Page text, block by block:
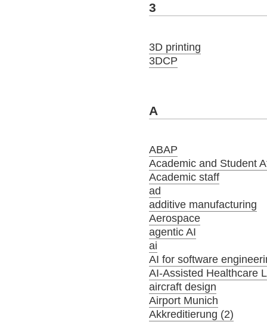
3
3D printing
3DCP
A
ABAP
Academic and Student
Academic staff
ad
additive manufacturing
Aerospace
agentic AI
ai
AI for software
AI-Assisted Healthcare
aircraft design
Airport Munich
Akkreditierung (2)